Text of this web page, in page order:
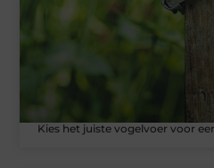
Kies het juiste vogelvoer voor